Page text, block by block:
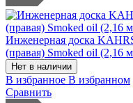
Инженерная доска
(правая) Smoked oil (2,16
Нет в наличии
В избранное В избранном
Сравнить